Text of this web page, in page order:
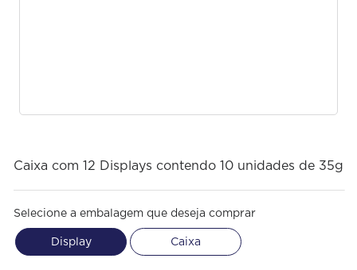
Caixa com 12 Displays contendo 10 unidades de 35g
Selecione a embalagem que deseja comprar
Display Caixa